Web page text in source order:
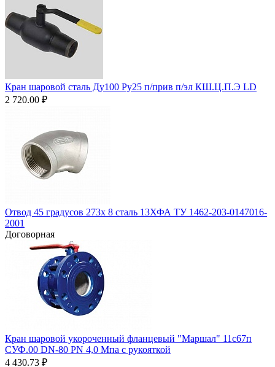
Кран шаровой сталь Ду100 Ру25 п/прив п/эл КШ.Ц.П.Э LD
2 720.00 ₽
Отвод 45 градусов 273х 8 сталь 13ХФА ТУ 1462-203-0147016-
2001
Договорная
Кран шаровой укороченный фланцевый "Маршал" 11с67п
СУФ.00 DN-80 PN 4,0 Мпа с рукояткой
4 430.73 ₽